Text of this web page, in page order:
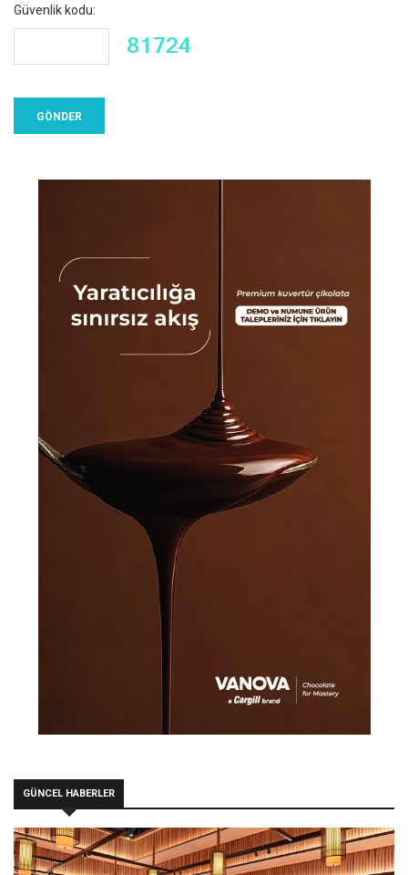
Güvenlik kodu:
GÜNCEL HABERLER